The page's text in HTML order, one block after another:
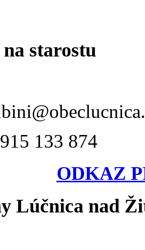
starostu
133 874
ODKAZ
Lúčnica nad